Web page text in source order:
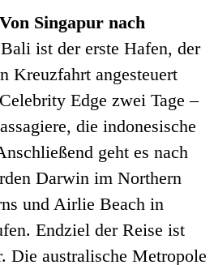
Singapur nach
ist der erste Hafen, der
Kreuzfahrt angesteuert
Edge zwei Tage –
die indonesische
geht es nach
Darwin im Northern
und Airlie Beach in
Endziel der Reise ist
Die australische Metropole